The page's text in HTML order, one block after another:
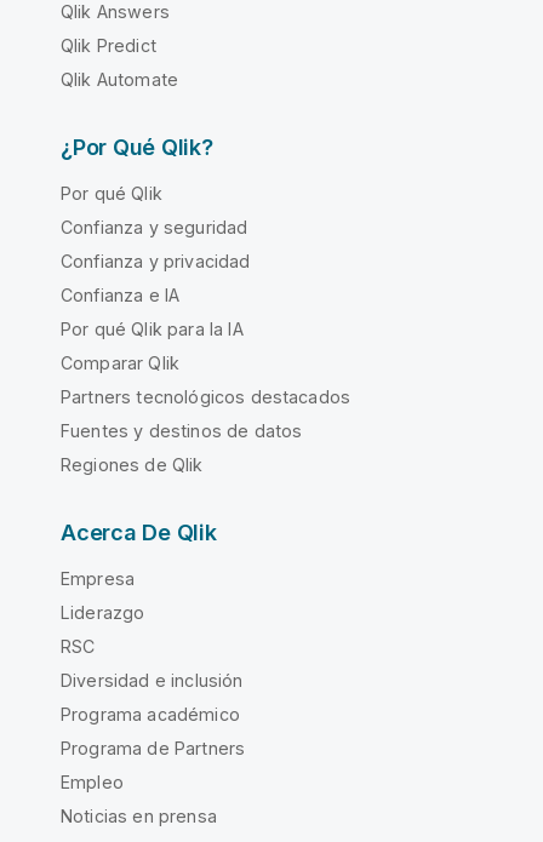
Qlik Answers
Qlik Predict
Qlik Automate
¿Por Qué Qlik?
Por qué Qlik
Confianza y seguridad
Confianza y privacidad
Confianza e IA
Por qué Qlik para la IA
Comparar Qlik
Partners tecnológicos destacados
Fuentes y destinos de datos
Regiones de Qlik
Acerca De Qlik
Empresa
Liderazgo
RSC
Diversidad e inclusión
Programa académico
Programa de Partners
Empleo
Noticias en prensa